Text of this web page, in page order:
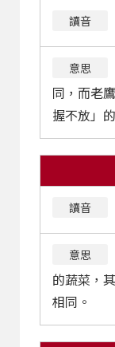
讀音
意思
同，而老
握不放」
讀音
意思
的蔬菜，
相同。